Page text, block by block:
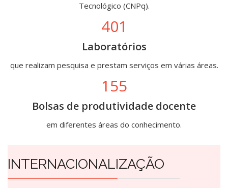
Tecnológico (CNPq).
401
Laboratórios
que realizam pesquisa e prestam serviços em várias áreas.
155
Bolsas de produtividade docente
em diferentes áreas do conhecimento.
INTERNACIONALIZAÇÃO